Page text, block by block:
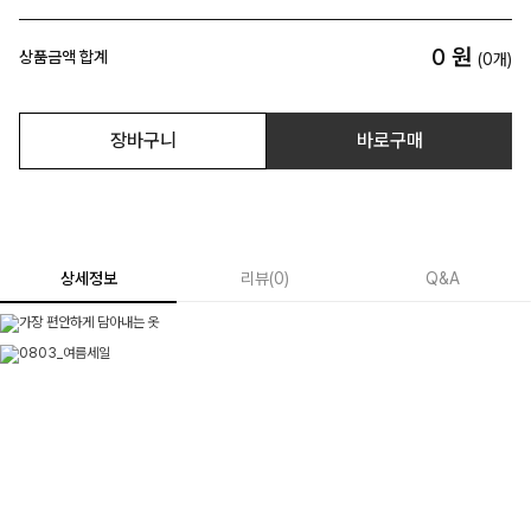
상품금액 합계 0 원 (0개)
장바구니 바로구매
상세정보 리뷰(0) Q&A